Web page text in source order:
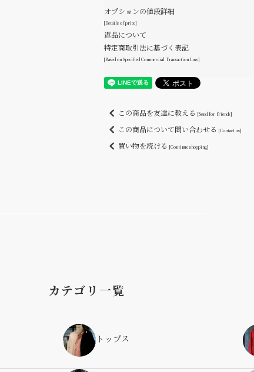
オプションの値段詳細
[Details of price]
返品について
特定商取引法に基づく表記
[Based on Specified Commercial Transaction Law]
この商品を友達に教える [Send for friends]
この商品について問い合わせる [Contact us]
買い物を続ける [Continue shopping]
カテゴリ一覧
トップス